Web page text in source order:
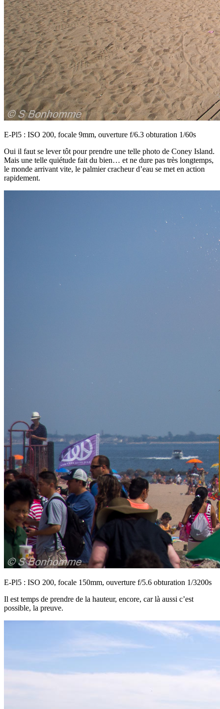
E-Pl5 : ISO 200, focale 9mm, ouverture f/6.3 obturation 1/60s
Oui il faut se lever tôt pour prendre une telle photo de Coney Island.
Mais une telle quiétude fait du bien… et ne dure pas très longtemps,
le monde arrivant vite, le palmier cracheur d’eau se met en action
rapidement.
E-Pl5 : ISO 200, focale 150mm, ouverture f/5.6 obturation 1/3200s
Il est temps de prendre de la hauteur, encore, car là aussi c’est
possible, la preuve.